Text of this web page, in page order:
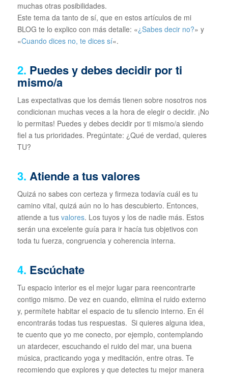
muchas otras posibilidades.
Este tema da tanto de sí, que en estos artículos de mi
BLOG te lo explico con más detalle: «¿Sabes decir no?» y
«Cuando dices no, te dices sí«.
2. Puedes y debes decidir por ti
mismo/a
Las expectativas que los demás tienen sobre nosotros nos
condicionan muchas veces a la hora de elegir o decidir. ¡No
lo permitas! Puedes y debes decidir por ti mismo/a siendo
fiel a tus prioridades. Pregúntate: ¿Qué de verdad, quieres
TU?
3. Atiende a tus valores
Quizá no sabes con certeza y firmeza todavía cuál es tu
camino vital, quizá aún no lo has descubierto. Entonces,
atiende a tus valores. Los tuyos y los de nadie más. Estos
serán una excelente guía para ir hacía tus objetivos con
toda tu fuerza, congruencia y coherencia interna.
4. Escúchate
Tu espacio interior es el mejor lugar para reencontrarte
contigo mismo. De vez en cuando, elimina el ruido externo
y, permítete habitar el espacio de tu silencio interno. En él
encontrarás todas tus respuestas. Si quieres alguna idea,
te cuento que yo me conecto, por ejemplo, contemplando
un atardecer, escuchando el ruido del mar, una buena
música, practicando yoga y meditación, entre otras. Te
recomiendo que explores y que detectes tu mejor manera